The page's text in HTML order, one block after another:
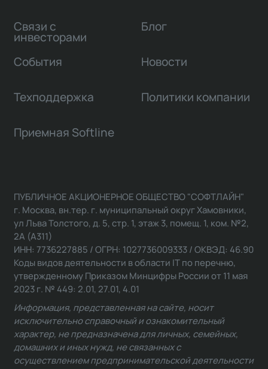
Связи с
инвесторами
Блог
События Новости
Техподдержка Политики компании
Приемная Softline
ПУБЛИЧНОЕ АКЦИОНЕРНОЕ ОБЩЕСТВО "СОФТЛАЙН"
г. Москва, вн.тер. г. муниципальный округ Хамовники,
ул Льва Толстого, д. 5, стр. 1, этаж 3, помещ. 1, ком. №2,
2А (А311)
ИНН: 7736227885 / ОГРН: 1027736009333 / ОКВЭД: 46.90
Коды видов деятельности в области IT по перечню,
утвержденному Приказом Минцифры России от 11 мая
2023 г. № 449: 2.01, 27.01, 4.01
Информация, представленная на сайте, носит
исключительно справочный и ознакомительный
характер, не предназначена для личных, семейных,
домашних и иных нужд, не связанных с
осуществлением предпринимательской деятельности